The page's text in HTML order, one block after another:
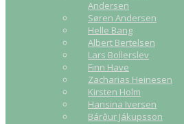
Andersen
Søren Andersen
Helle Bang
Albert Bertelsen
Lars Bollerslev
Finn Have
Zacharias Heinesen
Kirsten Holm
Hansina Iversen
Bárður Jákupsson